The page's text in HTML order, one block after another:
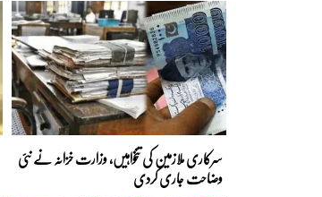
سرکاری ملازمین کی تنخواہیں، وزارت خزانہ نے نئی
وضاحت جاری کردی